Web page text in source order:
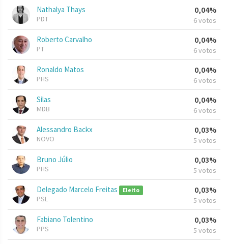
Nathalya Thays
PDT
0,04%
6 votos
Roberto Carvalho
PT
0,04%
6 votos
Ronaldo Matos
PHS
0,04%
6 votos
Silas
MDB
0,04%
6 votos
Alessandro Backx
NOVO
0,03%
5 votos
Bruno Júlio
PHS
0,03%
5 votos
Delegado Marcelo Freitas Eleito
PSL
0,03%
5 votos
Fabiano Tolentino
PPS
0,03%
5 votos